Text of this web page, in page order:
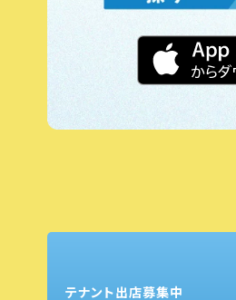
テナント出店募集中